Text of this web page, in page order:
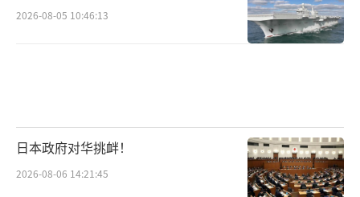
为什么Neuralink领先，值得我们警惕也
电极通道数、电极材料上也取得了快速突破。
但我们距离将这些技术打磨成商品化、可落地
2026-08-05 10:46:13
日本政府对华挑衅！
2026-08-06 14:21:45